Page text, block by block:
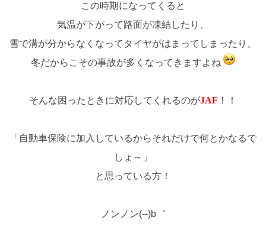
この時期になってくると
気温が下がって路面が凍結したり、
雪で溝が分からなくなってタイヤがはまってしまったり、
冬だからこその事故が多くなってきますよね
そんな困ったときに対応してくれるのがJAF ！！
「自動車保険に加入しているからそれだけで何とかなるで
しょ～」
と思っている方！
ノンノン(--)b゛